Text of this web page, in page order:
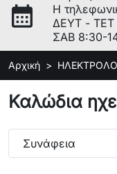
calendar_month
Η
ΔΕΥΤ - ΤΕΤ
ΣΑΒ 8:30-
Αρχική
Καλώδια
Συνάφεια